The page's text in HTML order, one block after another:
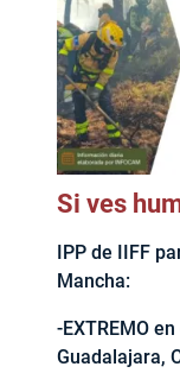
Si ves
IPP de IIFF
Mancha:
-EXTREMO
Guadalajara,